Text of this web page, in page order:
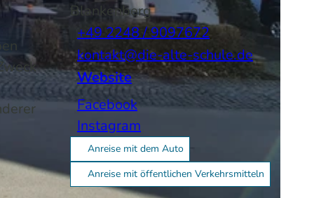
Blankenberg
+49 2248 / 9097672
kontakt@die-alte-schule.de
Website
Facebook
Instagram
Anreise mit dem Auto
Anreise mit öffentlichen Verkehrsmitteln